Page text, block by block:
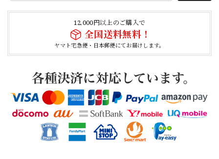
12,000円以上のご購入で
全国送料無料！
ヤマト宅急便・日本郵便にてお届けします。
【Cooperstown Ball Cap】Made in USA Baseball Cap "1952 BIRMINGHAM BLACK BARONS" 新品 クーパーズタウンボールキャップ バーミングハムブラックバロンズ 6パネル
BLACK
2026/04/21
NAVY
2026/04/21
【USED】Canadian Army IECS Fleece Pants 実物 カナダ軍 フリースパンツ ユーズド
⑥サイズ
2026/04/17